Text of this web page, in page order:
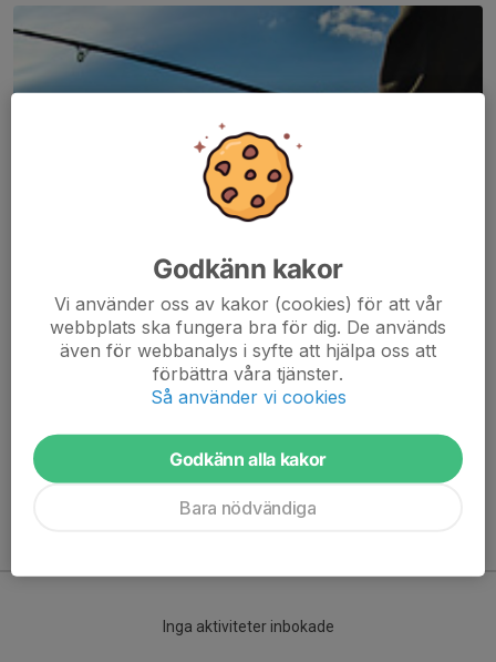
Här hamnar automatiskt de senaste nyheterna på hemsidan. För
att kunna börja administrera hemsidan loggar du in högst upp till
/Svenskalag.se
Inga aktiviteter inbokade
Godkänn kakor
Vi använder oss av kakor (cookies) för att vår
webbplats ska fungera bra för dig. De används
även för webbanalys i syfte att hjälpa oss att
förbättra våra tjänster.
Så använder vi cookies
Godkänn alla kakor
Bara nödvändiga